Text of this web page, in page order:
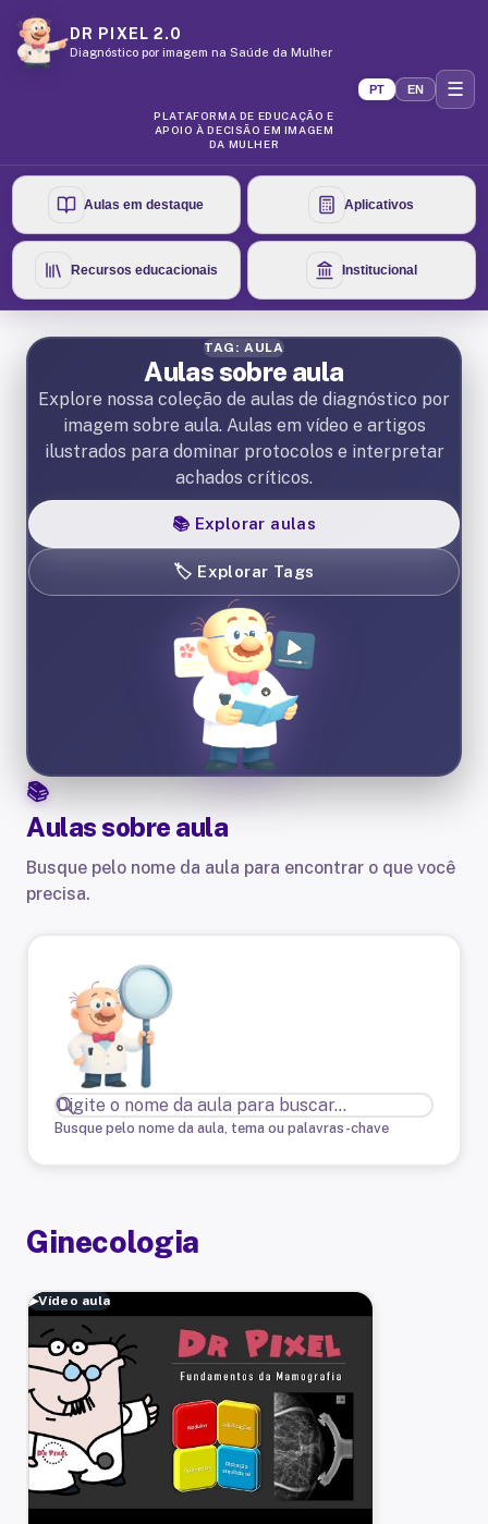
DR PIXEL 2.0
Diagnóstico por imagem na Saúde da Mulher
PLATAFORMA DE EDUCAÇÃO E
APOIO À DECISÃO EM IMAGEM
DA MULHER
PT EN ☰
Aulas em destaque Aplicativos
Recursos educacionais Institucional
TAG: AULA
Aulas sobre aula
Explore nossa coleção de aulas de diagnóstico por
imagem sobre aula. Aulas em vídeo e artigos
ilustrados para dominar protocolos e interpretar
achados críticos.
📚 Explorar aulas
🏷️ Explorar Tags
Aulas sobre aula
Busque pelo nome da aula para encontrar o que você
precisa.
Busque pelo nome da aula, tema ou palavras-chave
Ginecologia
▶Vídeo aula